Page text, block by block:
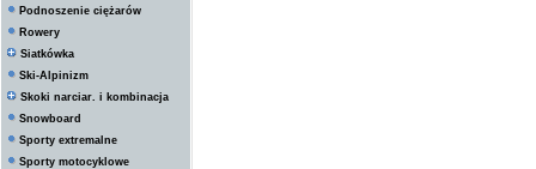
Podnoszenie ciężarów
Rowery
Siatkówka
Ski-Alpinizm
Skoki narciar. i kombinacja
Snowboard
Sporty extremalne
Sporty motocyklowe